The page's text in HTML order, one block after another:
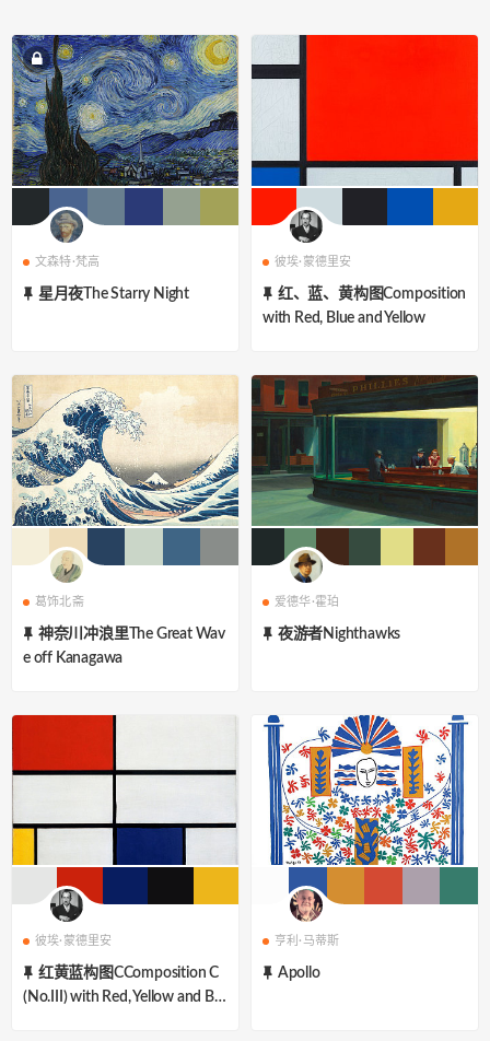
文森特·梵高
星月夜The Starry Night
彼埃·蒙德里安
红、蓝、黄构图Composition
with Red, Blue and Yellow
葛饰北斋
神奈川冲浪里The Great Wav
e off Kanagawa
爱德华·霍珀
夜游者Nighthawks
彼埃·蒙德里安
红黄蓝构图CComposition C
(No.III) with Red, Yellow and Blu
亨利·马蒂斯
Apollo